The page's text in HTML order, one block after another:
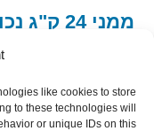
like cookies to store
to these technologies will
or unique IDs on this
ממני 24 ק"ג נכון לכרגע